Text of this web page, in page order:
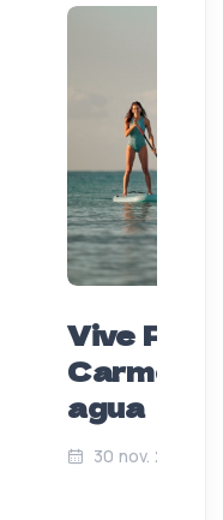
Vive
Carmen
agua
30 nov. 2024